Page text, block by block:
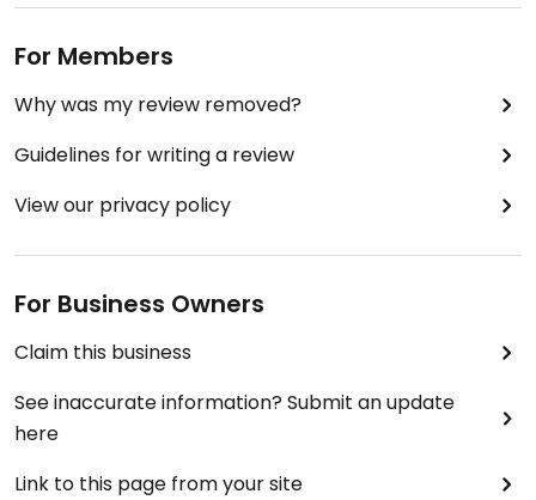
For Members
Why was my review removed?
Guidelines for writing a review
View our privacy policy
For Business Owners
Claim this business
See inaccurate information? Submit an update
here
Link to this page from your site